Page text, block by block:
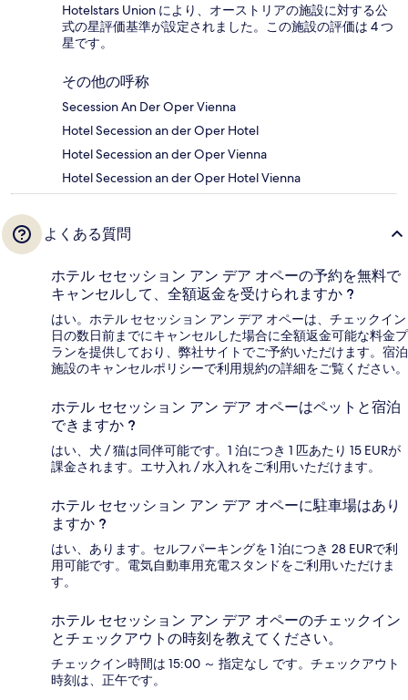
Hotelstars Union により、オーストリアの施設に対する公
式の星評価基準が設定されました。この施設の評価は 4 つ
星です。
その他の呼称
Secession An Der Oper Vienna
Hotel Secession an der Oper Hotel
Hotel Secession an der Oper Vienna
Hotel Secession an der Oper Hotel Vienna
よくある質問
ホテル セセッション アン デア オペーの予約を無料で
キャンセルして、全額返金を受けられますか ?
はい。ホテル セセッション アン デア オペーは、チェックイン
日の数日前までにキャンセルした場合に全額返金可能な料金プ
ランを提供しており、弊社サイトでご予約いただけます。宿泊
施設のキャンセルポリシーで利用規約の詳細をご覧ください。
ホテル セセッション アン デア オペーはペットと宿泊
できますか ?
はい、犬 / 猫は同伴可能です。1 泊につき 1 匹あたり 15 EURが
課金されます。エサ入れ / 水入れをご利用いただけます。
ホテル セセッション アン デア オペーに駐車場はあり
ますか ?
はい、あります。セルフパーキングを 1 泊につき 28 EURで利
用可能です。電気自動車用充電スタンドをご利用いただけま
す。
ホテル セセッション アン デア オペーのチェックイン
とチェックアウトの時刻を教えてください。
チェックイン時間は 15:00 ～ 指定なし です。チェックアウト
時刻は、正午です。